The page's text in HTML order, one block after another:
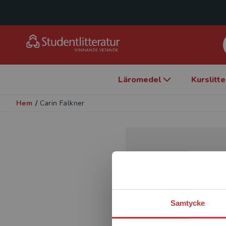
Samtycke
Läromedel
Hem / Carin Falkner